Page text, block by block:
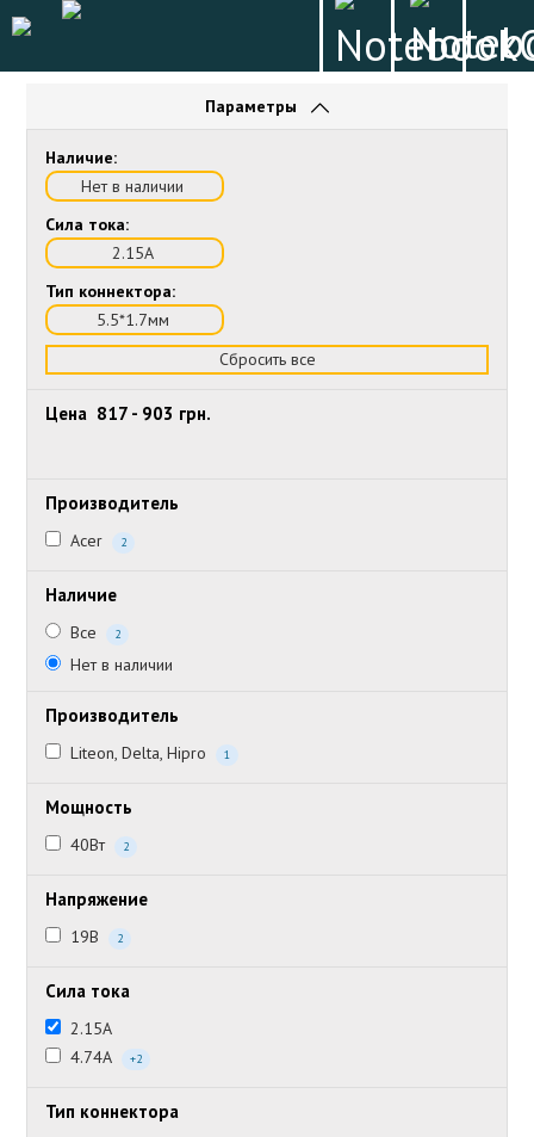
Параметры
Наличие:
Нет в наличии
Сила тока:
2.15А
Тип коннектора:
5.5*1.7мм
Сбросить все
Цена 817 - 903 грн.
Производитель
Acer 2
Наличие
Все 2
Нет в наличии
Производитель
Liteon, Delta, Hipro 1
Мощность
40Вт 2
Напряжение
19В 2
Сила тока
2.15А
4.74А
+2
Тип коннектора